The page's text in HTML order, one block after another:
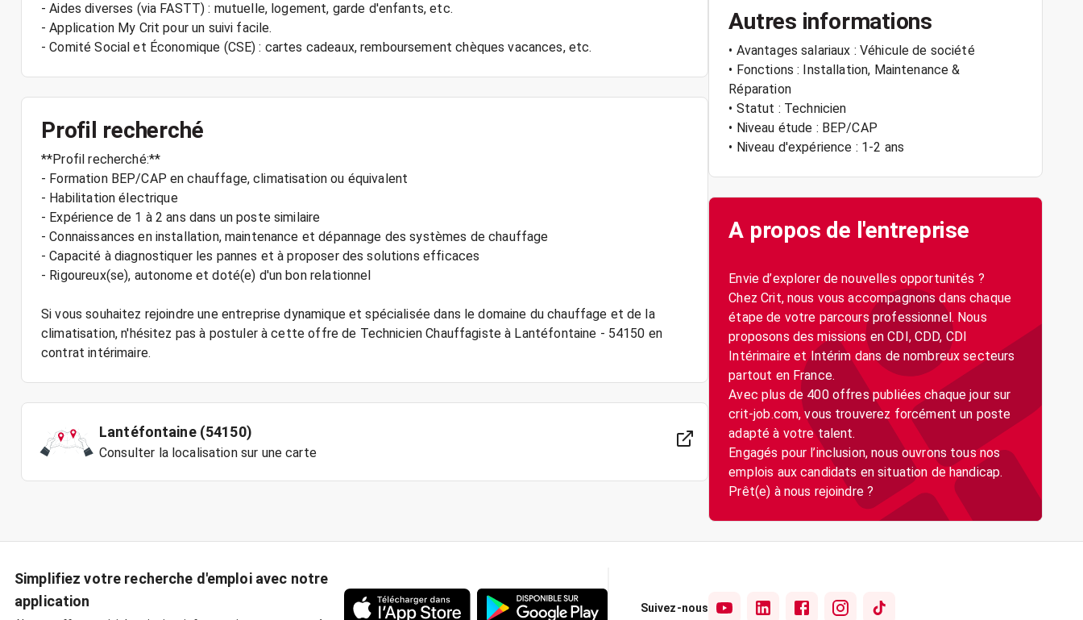
- Aides diverses (via FASTT) : mutuelle, logement, garde d'enfants, etc.
- Application My Crit pour un suivi facile.
- Comité Social et Économique (CSE) : cartes cadeaux, remboursement chèques vacances, etc.
Profil recherché
**Profil recherché:**
- Formation BEP/CAP en chauffage, climatisation ou équivalent
- Habilitation électrique
- Expérience de 1 à 2 ans dans un poste similaire
- Connaissances en installation, maintenance et dépannage des systèmes de chauffage
- Capacité à diagnostiquer les pannes et à proposer des solutions efficaces
- Rigoureux(se), autonome et doté(e) d'un bon relationnel
Si vous souhaitez rejoindre une entreprise dynamique et spécialisée dans le domaine du chauffage et de la
climatisation, n'hésitez pas à postuler à cette offre de Technicien Chauffagiste à Lantéfontaine - 54150 en
Lantéfontaine (54150)
Consulter la localisation sur une carte
Autres informations
• Avantages salariaux : Véhicule de société
• Fonctions : Installation, Maintenance &
Réparation
• Statut : Technicien
• Niveau étude : BEP/CAP
• Niveau d'expérience : 1-2 ans
A propos de l'entreprise
Envie d’explorer de nouvelles opportunités ?
Chez Crit, nous vous accompagnons dans chaque
étape de votre parcours professionnel. Nous
proposons des missions en CDI, CDD, CDI
Intérimaire et Intérim dans de nombreux secteurs
partout en France.
Avec plus de 400 offres publiées chaque jour sur
crit-job.com, vous trouverez forcément un poste
adapté à votre talent.
Engagés pour l’inclusion, nous ouvrons tous nos
emplois aux candidats en situation de handicap.
Simplifiez votre recherche d'emploi avec notre
application
Suivez-nous